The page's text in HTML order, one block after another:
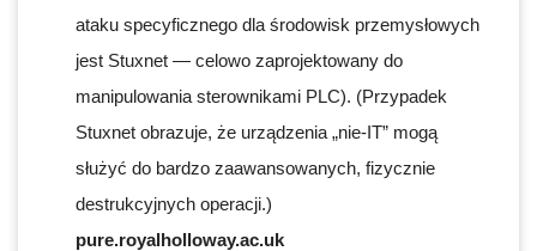
ataku specyficznego dla środowisk przemysłowych
jest Stuxnet — celowo zaprojektowany do
manipulowania sterownikami PLC). (Przypadek
Stuxnet obrazuje, że urządzenia „nie-IT” mogą
służyć do bardzo zaawansowanych, fizycznie
destrukcyjnych operacji.)
pure.royalholloway.ac.uk